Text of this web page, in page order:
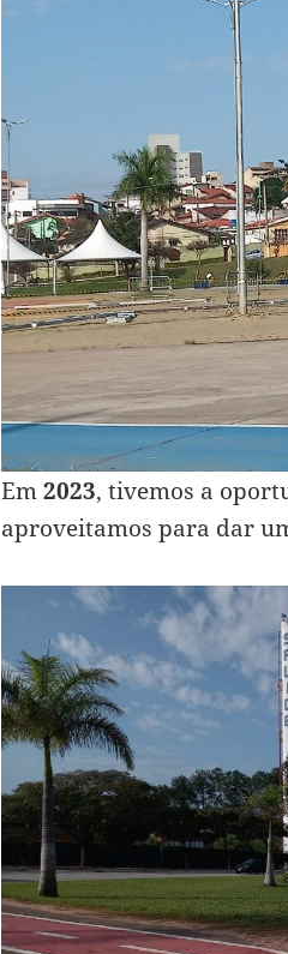
Em2023, tivemos a
aproveitamos para dar